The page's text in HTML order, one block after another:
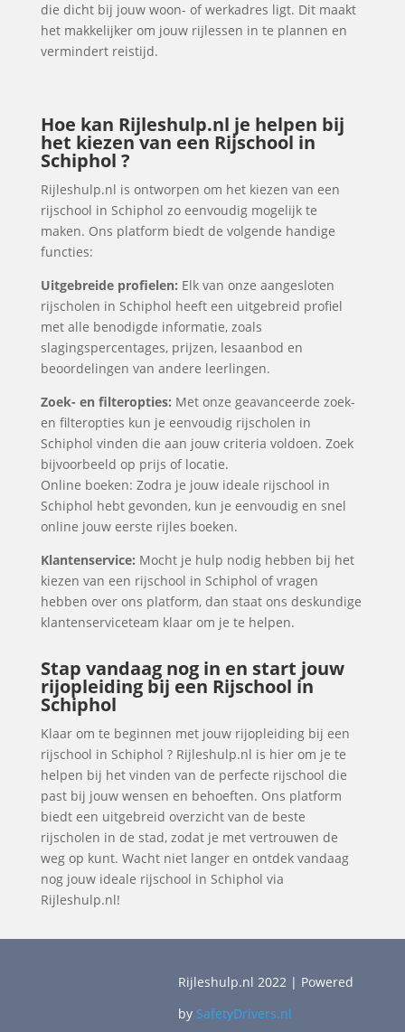
die dicht bij jouw woon- of werkadres ligt. Dit maakt
het makkelijker om jouw rijlessen in te plannen en
vermindert reistijd.
Hoe kan Rijleshulp.nl je helpen bij
het kiezen van een Rijschool in
Schiphol ?
Rijleshulp.nl is ontworpen om het kiezen van een
rijschool in Schiphol zo eenvoudig mogelijk te
maken. Ons platform biedt de volgende handige
functies:
Uitgebreide profielen: Elk van onze aangesloten
rijscholen in Schiphol heeft een uitgebreid profiel
met alle benodigde informatie, zoals
slagingspercentages, prijzen, lesaanbod en
beoordelingen van andere leerlingen.
Zoek- en filteropties: Met onze geavanceerde zoek-
en filteropties kun je eenvoudig rijscholen in
Schiphol vinden die aan jouw criteria voldoen. Zoek
bijvoorbeeld op prijs of locatie.
Online boeken: Zodra je jouw ideale rijschool in
Schiphol hebt gevonden, kun je eenvoudig en snel
online jouw eerste rijles boeken.
Klantenservice: Mocht je hulp nodig hebben bij het
kiezen van een rijschool in Schiphol of vragen
hebben over ons platform, dan staat ons deskundige
klantenserviceteam klaar om je te helpen.
Stap vandaag nog in en start jouw
rijopleiding bij een Rijschool in
Schiphol
Klaar om te beginnen met jouw rijopleiding bij een
rijschool in Schiphol ? Rijleshulp.nl is hier om je te
helpen bij het vinden van de perfecte rijschool die
past bij jouw wensen en behoeften. Ons platform
biedt een uitgebreid overzicht van de beste
rijscholen in de stad, zodat je met vertrouwen de
weg op kunt. Wacht niet langer en ontdek vandaag
nog jouw ideale rijschool in Schiphol via
Rijleshulp.nl!
Rijleshulp.nl 2022 | Powered
by SafetyDrivers.nl